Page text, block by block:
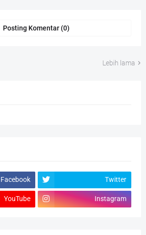
Posting Komentar (0)
Lebih lama
Facebook Twitter
YouTube Instagram